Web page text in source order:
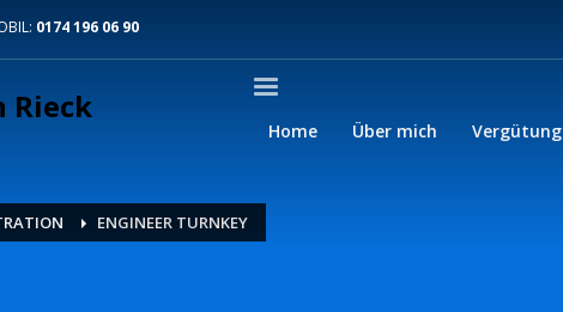
0174 196 06 90
Home Über mich Vergütung
ENGINEER TURNKEY